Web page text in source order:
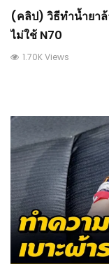
(คลิป) วิธีทำน้ำยา
ไม่ใช้ N70
1.70K Views